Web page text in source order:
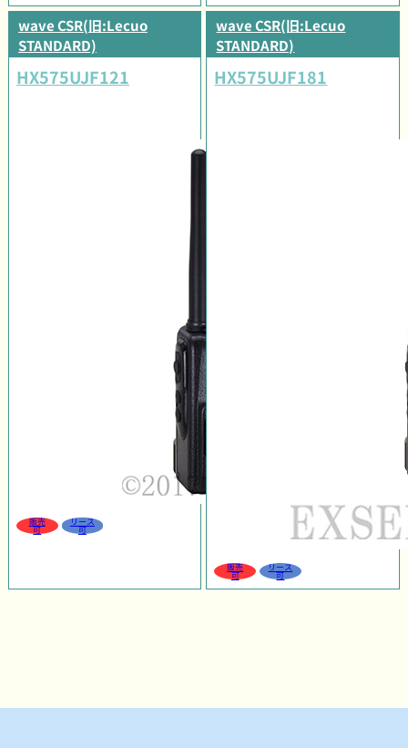
wave CSR(旧:Lecuo
STANDARD)
HX575UJF121
販売
可
リース
可
wave CSR(旧:Lecuo
STANDARD)
HX575UJF181
販売
可
リース
可